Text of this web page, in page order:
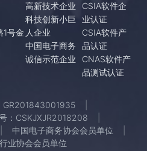
1号金
高新技术企业
科技创新小巨
人企业
中国电子商务
诚信示范企业
CSIA软件企
业认证
CSIA软件产
品认证
CNAS软件产
品测试认证
GR201843001935
：CSKJXJR2018208
中国电子商务协会会员单位
业协会会员单位